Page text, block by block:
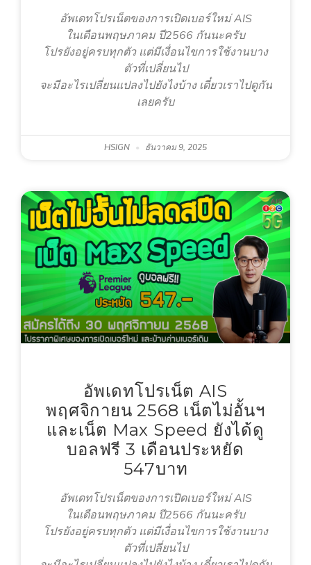
อัพเดทโปรเน็ตของการเปิดเบอร์ใหม่ AIS
ในเดือนพฤษภาคม ปี2566 กันนะครับ
โปรยังอยู่ครบทุกตัว แต่มีเงื่อนไขการใช้งานบาง
ตัวที่เปลี่ยนไป
จะมีอะไรเปลี่ยนแปลงไปยังไงบ้าง เดี๋ยวเราไปดูกัน
เลยครับ
HSIGN ธันวาคม 9, 2025
อัพเดทโปรเน็ต AIS
พฤศจิกายน 2568 เน็ตไม่อั้นฯ
และเน็ต Max Speed ยังได้ดู
บอลฟรี 3 เดือนประหยัด
547บาท
อัพเดทโปรเน็ตของการเปิดเบอร์ใหม่ AIS
ในเดือนพฤษภาคม ปี2566 กันนะครับ
โปรยังอยู่ครบทุกตัว แต่มีเงื่อนไขการใช้งานบาง
ตัวที่เปลี่ยนไป